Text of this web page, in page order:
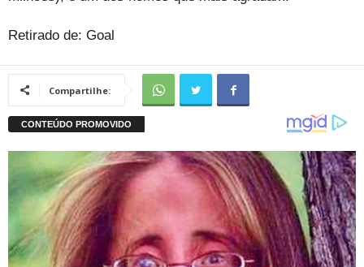
Retirado de: Goal
Compartilhe: